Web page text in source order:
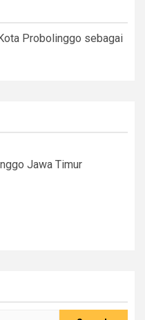
Probolinggo sebagai
Jawa Timur